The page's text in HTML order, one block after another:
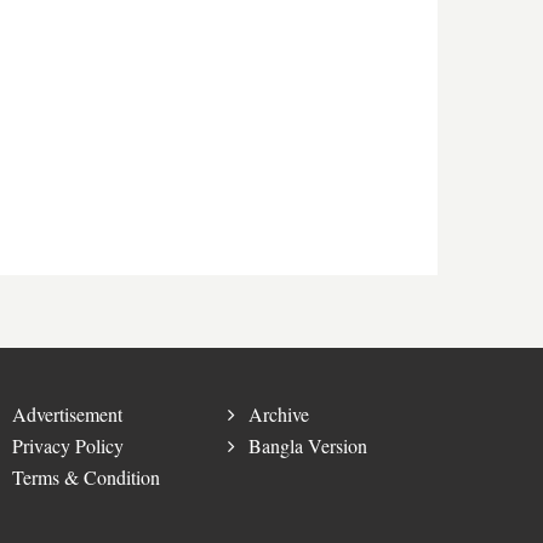
Advertisement
Privacy Policy
Terms & Condition
Archive
Bangla Version